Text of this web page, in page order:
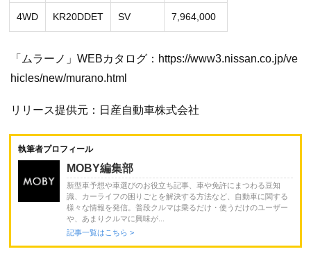
4WD KR20DDET SV 7,964,000
「ムラーノ」WEBカタログ：https://www3.nissan.co.jp/ve
hicles/new/murano.html
リリース提供元：日産自動車株式会社
執筆者プロフィール
MOBY編集部
新型車予想や車選びのお役立ち記事、車や免許にまつわる豆知
識、カーライフの困りごとを解決する方法など、自動車に関する
様々な情報を発信。普段クルマは乗るだけ・使うだけのユーザー
や、あまりクルマに興味が...
記事一覧はこちら >